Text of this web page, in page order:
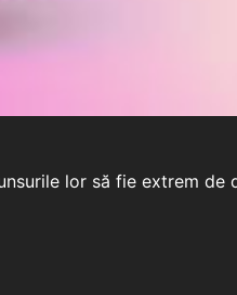
lor să fie extrem de